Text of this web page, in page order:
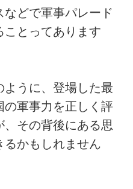
どで軍事パレード
ことってあります
ように、登場した最
の軍事力を正しく評
その背後にある思
るかもしれません